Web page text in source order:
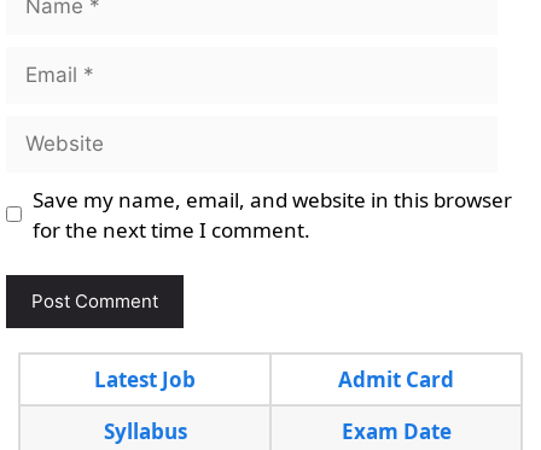
Email
Website
Save my name, email, and website in this browser
for the next time I comment.
Latest Job
Admit Card
Syllabus
Exam Date